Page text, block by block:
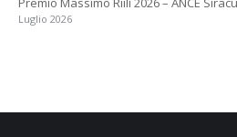
Luglio 2026